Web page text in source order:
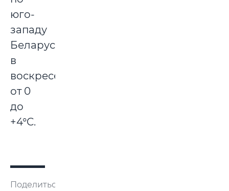
юго-
западу
Беларуси,
в
воскресенье
от 0
до
+4°C.
Поделиться: